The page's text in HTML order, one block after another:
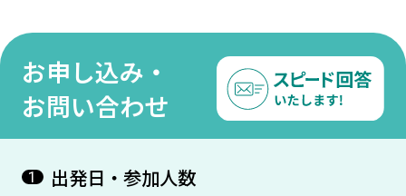
間
ト・
ニ島
お申し込み・
お問い合わせ
1 出発日・参加人数